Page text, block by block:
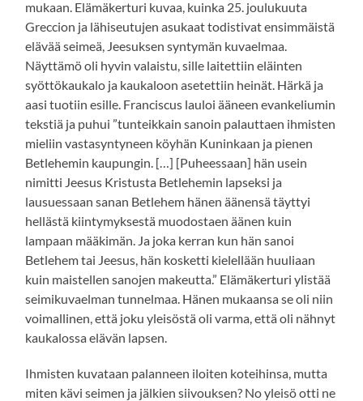
mukaan. Elämäkerturi kuvaa, kuinka 25. joulukuuta
Greccion ja lähiseutujen asukaat todistivat ensimmäistä
elävää seimeä, Jeesuksen syntymän kuvaelmaa.
Näyttämö oli hyvin valaistu, sille laitettiin eläinten
syöttökaukalo ja kaukaloon asetettiin heinät. Härkä ja
aasi tuotiin esille. Franciscus lauloi ääneen evankeliumin
tekstiä ja puhui ”tunteikkain sanoin palauttaen ihmisten
mieliin vastasyntyneen köyhän Kuninkaan ja pienen
Betlehemin kaupungin. […] [Puheessaan] hän usein
nimitti Jeesus Kristusta Betlehemin lapseksi ja
lausuessaan sanan Betlehem hänen äänensä täyttyi
hellästä kiintymyksestä muodostaen äänen kuin
lampaan määkimän. Ja joka kerran kun hän sanoi
Betlehem tai Jeesus, hän kosketti kielellään huuliaan
kuin maistellen sanojen makeutta.” Elämäkerturi ylistää
seimikuvaelman tunnelmaa. Hänen mukaansa se oli niin
voimallinen, että joku yleisöstä oli varma, että oli nähnyt
kaukalossa elävän lapsen.
Ihmisten kuvataan palanneen iloiten koteihinsa, mutta
miten kävi seimen ja jälkien siivouksen? No yleisö otti ne